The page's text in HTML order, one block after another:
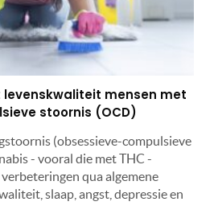
mensen met
stoornis (OCD)
(obsessieve-compulsieve
- vooral die met THC -
qua algemene
slaap, angst, depressie en